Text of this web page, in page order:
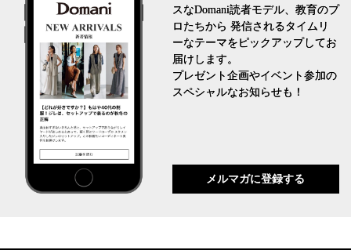
スなDomani読者モデル、教育のプ
ロたちから 発信されるタイムリ
ーなテーマをピックアップしてお
届けします。
プレゼント企画やイベント参加の
スペシャルなお知らせも！
メルマガに登録する